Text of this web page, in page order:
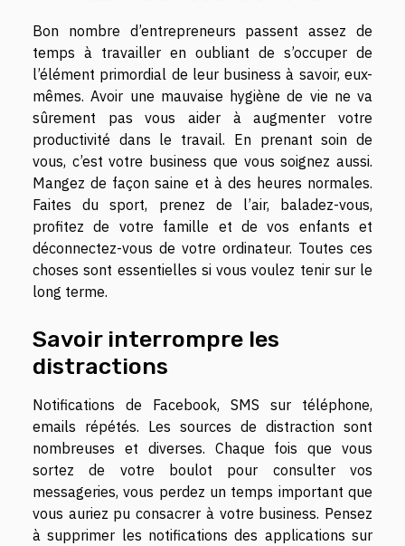
Bon nombre d’entrepreneurs passent assez de
temps à travailler en oubliant de s’occuper de
l’élément primordial de leur business à savoir, eux-
mêmes. Avoir une mauvaise hygiène de vie ne va
sûrement pas vous aider à augmenter votre
productivité dans le travail. En prenant soin de
vous, c’est votre business que vous soignez aussi.
Mangez de façon saine et à des heures normales.
Faites du sport, prenez de l’air, baladez-vous,
profitez de votre famille et de vos enfants et
déconnectez-vous de votre ordinateur. Toutes ces
choses sont essentielles si vous voulez tenir sur le
long terme.
Savoir interrompre les
distractions
Notifications de Facebook, SMS sur téléphone,
emails répétés. Les sources de distraction sont
nombreuses et diverses. Chaque fois que vous
sortez de votre boulot pour consulter vos
messageries, vous perdez un temps important que
vous auriez pu consacrer à votre business. Pensez
à supprimer les notifications des applications sur